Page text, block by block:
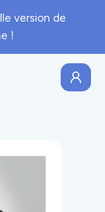
version de
!